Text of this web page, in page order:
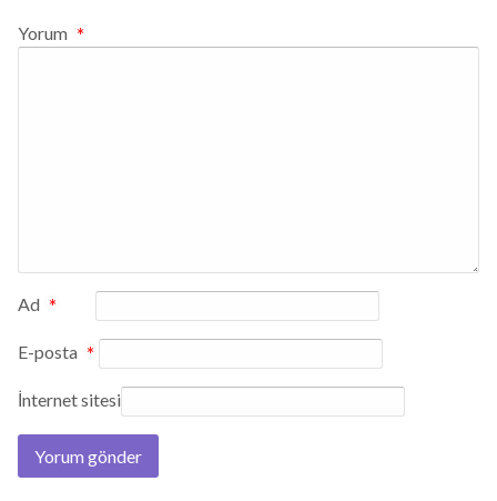
Yorum *
Ad *
E-posta *
İnternet sitesi